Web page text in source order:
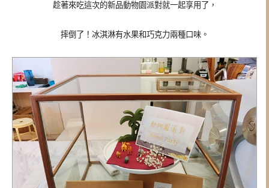
趁著來吃這次的新品動物園派對就一起享用了，
摔倒了！冰淇淋有水果和巧克力兩種口味。